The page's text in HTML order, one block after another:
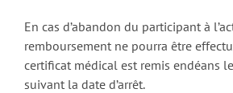
En cas d’abandon du participant à
remboursement ne pourra être
certificat médical est remis endéans
suivant la date d’arrêt.